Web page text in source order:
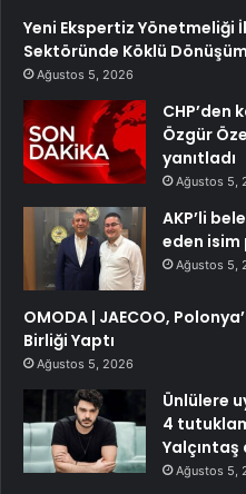
Yeni Ekspertiz Yönetmeliği
Sektöründe Köklü
Ağustos 5, 2026
CHP’den
Özgür
yanıtladı
Ağustos 5,
AKP’li
eden
Ağustos 5,
OMODA | JAECOO,
Birliği Yaptı
Ağustos 5, 2026
Ünlülere
4
Yalçıntaş
Ağustos 5,